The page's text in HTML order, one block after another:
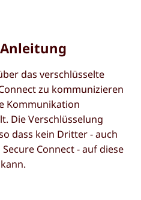
Anleitung
das verschlüsselte
zu kommunizieren
Kommunikation
Die Verschlüsselung
dass kein Dritter - auch
Connect - auf diese